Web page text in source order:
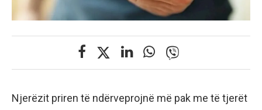
Njerëzit priren të ndërveprojnë më pak me të tjerët